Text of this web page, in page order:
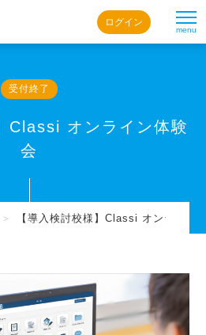
menu
ログイン
受付終了
Classi オンライン体験
会
＞ 【導入検討校様】Classi オンライン